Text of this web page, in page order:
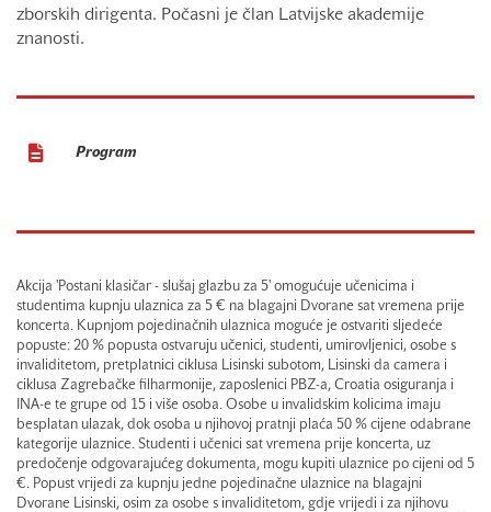
zborskih dirigenta. Počasni je član Latvijske akademije
znanosti.
Program
Akcija 'Postani klasičar - slušaj glazbu za 5' omogućuje učenicima i
studentima kupnju ulaznica za 5 € na blagajni Dvorane sat vremena prije
koncerta. Kupnjom pojedinačnih ulaznica moguće je ostvariti sljedeće
popuste: 20 % popusta ostvaruju učenici, studenti, umirovljenici, osobe s
invaliditetom, pretplatnici ciklusa Lisinski subotom, Lisinski da camera i
ciklusa Zagrebačke filharmonije, zaposlenici PBZ-a, Croatia osiguranja i
INA-e te grupe od 15 i više osoba. Osobe u invalidskim kolicima imaju
besplatan ulazak, dok osoba u njihovoj pratnji plaća 50 % cijene odabrane
kategorije ulaznice. Studenti i učenici sat vremena prije koncerta, uz
predočenje odgovarajućeg dokumenta, mogu kupiti ulaznice po cijeni od 5
€. Popust vrijedi za kupnju jedne pojedinačne ulaznice na blagajni
Dvorane Lisinski, osim za osobe s invaliditetom, gdje vrijedi i za njihovu